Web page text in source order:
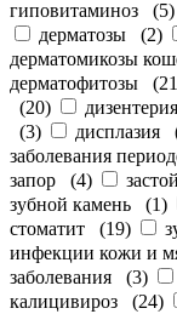
гиповитаминоз (5)
дерматозы (2)
дерматомикозы
дерматофитозы (21
(20) дизентерия
(3) дисплазия
заболевания
запор (4)
зубной камень (1)
стоматит (19)
инфекции кожи и
заболевания (3)
калицивироз (24)